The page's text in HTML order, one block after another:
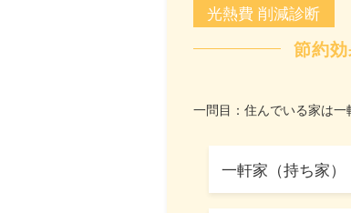
光熱費 削減診断
節約
一問目：住んでいる家は一
一軒家（持ち家）